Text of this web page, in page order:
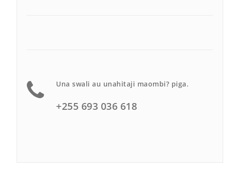
Una swali au unahitaji maombi? piga.
+255 693 036 618